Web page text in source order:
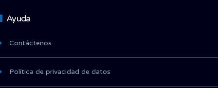
Ayuda
Contáctenos
Política de privacidad de datos